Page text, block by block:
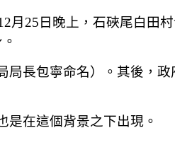
25日晚上，石硤尾白田
長包寧命名）。其後，
是在這個背景之下出現。